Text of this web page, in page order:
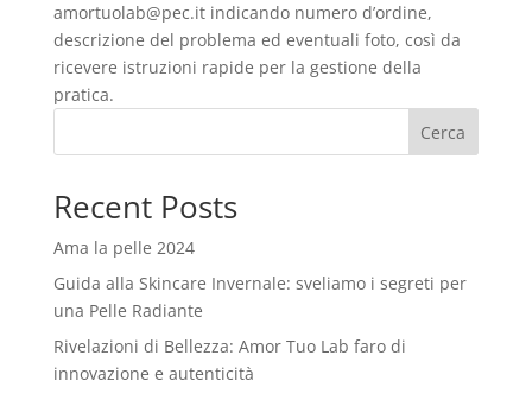
amortuolab@pec.it indicando numero d’ordine,
descrizione del problema ed eventuali foto, così da
ricevere istruzioni rapide per la gestione della
pratica.
Cerca
Recent Posts
Ama la pelle 2024
Guida alla Skincare Invernale: sveliamo i segreti per
una Pelle Radiante
Rivelazioni di Bellezza: Amor Tuo Lab faro di
innovazione e autenticità